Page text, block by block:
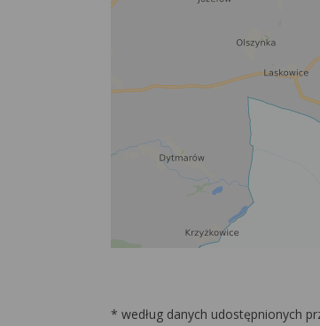
* według danych udostępnionych